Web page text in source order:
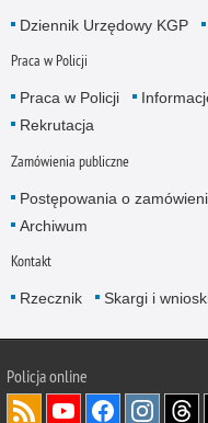
Dziennik Urzędowy KGP
Praca w Policji
Praca w Policji
Rekrutacja
Zamówienia publiczne
Postępowania o
Archiwum
Kontakt
Rzecznik Skargi i
Policjaonline